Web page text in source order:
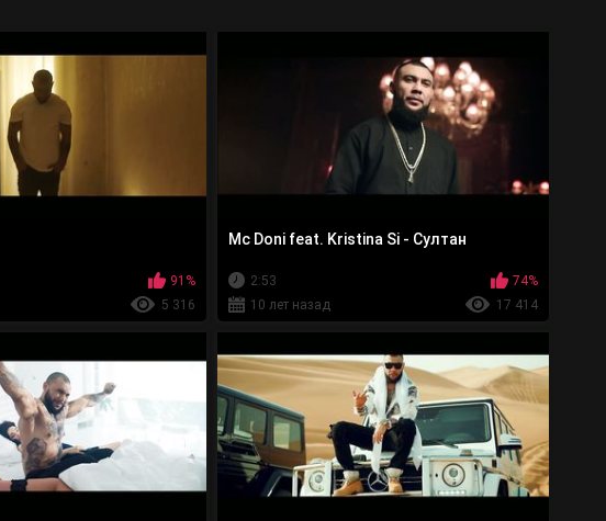
91%
5 316
Mc Doni feat. Kristina Si - Султан
2:53
74%
10 лет назад
17 414